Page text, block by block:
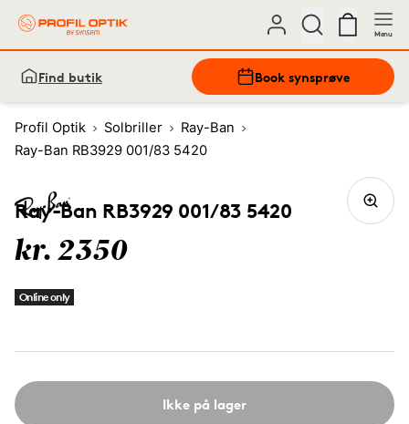
Menu
Find butik Book synsprøve
Profil Optik Solbriller
Ray-Ban
Ray-Ban RB3929 001/83 5420
Ray-Ban RB3929 001/83 5420
kr. 2350
Online only
Ikke på lager